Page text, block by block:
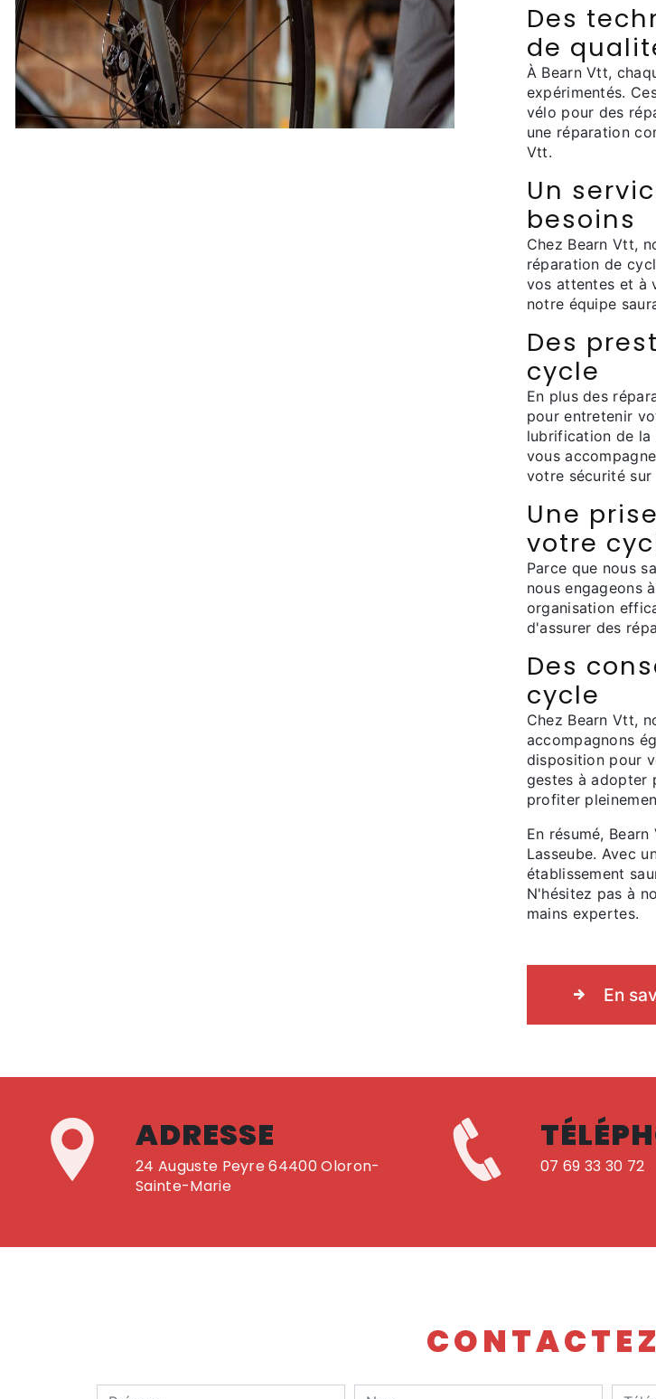
Des
de
À Bearn Vtt,
expérimentés.
vélo pour des
une réparation
Vtt.
Un
besoins
Chez Bearn Vtt,
réparation de
vos attentes et à
notre équipe
Des
cycle
En plus des
pour entretenir
lubrification de la
vous
votre sécurité sur
Une
votre
Parce que nous
nous engageons
organisation
d'assurer des
Des
cycle
Chez Bearn Vtt,
accompagnons
disposition pour
gestes à adopter
profiter
En résumé,
Lasseube. Avec
établissement
N'hésitez pas à
mains expertes.
En
ADRESSE
24 Auguste Peyre 64400 Oloron-
Sainte-Marie
07 69 33 30 72